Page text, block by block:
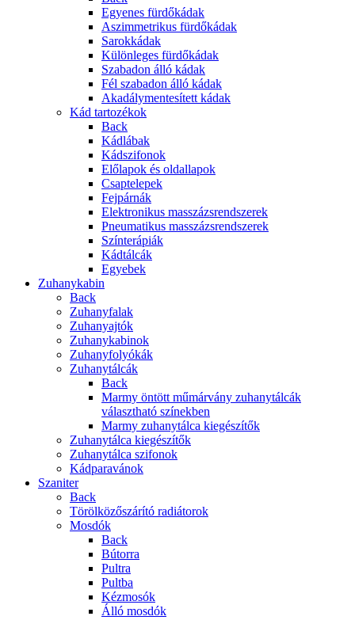
Egyenes fürdőkádak
Aszimmetrikus fürdőkádak
Sarokkádak
Különleges fürdőkádak
Szabadon álló kádak
Fél szabadon álló kádak
Akadálymentesített kádak
Kád tartozékok
Back
Kádlábak
Kádszifonok
Előlapok és oldallapok
Csaptelepek
Fejpárnák
Elektronikus masszázsrendszerek
Pneumatikus masszázsrendszerek
Színterápiák
Kádtálcák
Egyebek
Zuhanykabin
Back
Zuhanyfalak
Zuhanyajtók
Zuhanykabinok
Zuhanyfolyókák
Zuhanytálcák
Back
Marmy öntött műmárvány zuhanytálcák
választható színekben
Marmy zuhanytálca kiegészítők
Zuhanytálca kiegészítők
Zuhanytálca szifonok
Kádparavánok
Szaniter
Back
Törölközőszárító radiátorok
Mosdók
Back
Bútorra
Pultra
Pultba
Kézmosók
Álló mosdók